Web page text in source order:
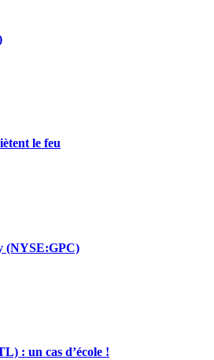
le feu
(NYSE:GPC)
: un cas d’école !